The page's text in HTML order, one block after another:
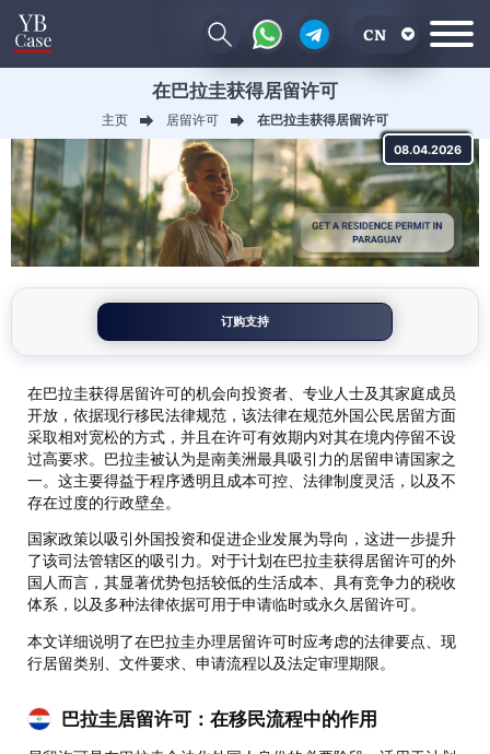
CN
RU
UA
在巴拉圭获得居留许可
主页 居留许可 在巴拉圭获得居留许可
08.04.2026
订购支持
在巴拉圭获得居留许可的机会向投资者、专业人士及其家庭成员
开放，依据现行移民法律规范，该法律在规范外国公民居留方面
采取相对宽松的方式，并且在许可有效期内对其在境内停留不设
过高要求。巴拉圭被认为是南美洲最具吸引力的居留申请国家之
一。这主要得益于程序透明且成本可控、法律制度灵活，以及不
存在过度的行政壁垒。
国家政策以吸引外国投资和促进企业发展为导向，这进一步提升
了该司法管辖区的吸引力。对于计划在巴拉圭获得居留许可的外
国人而言，其显著优势包括较低的生活成本、具有竞争力的税收
体系，以及多种法律依据可用于申请临时或永久居留许可。
本文详细说明了在巴拉圭办理居留许可时应考虑的法律要点、现
行居留类别、文件要求、申请流程以及法定审理期限。
巴拉圭居留许可：在移民流程中的作用